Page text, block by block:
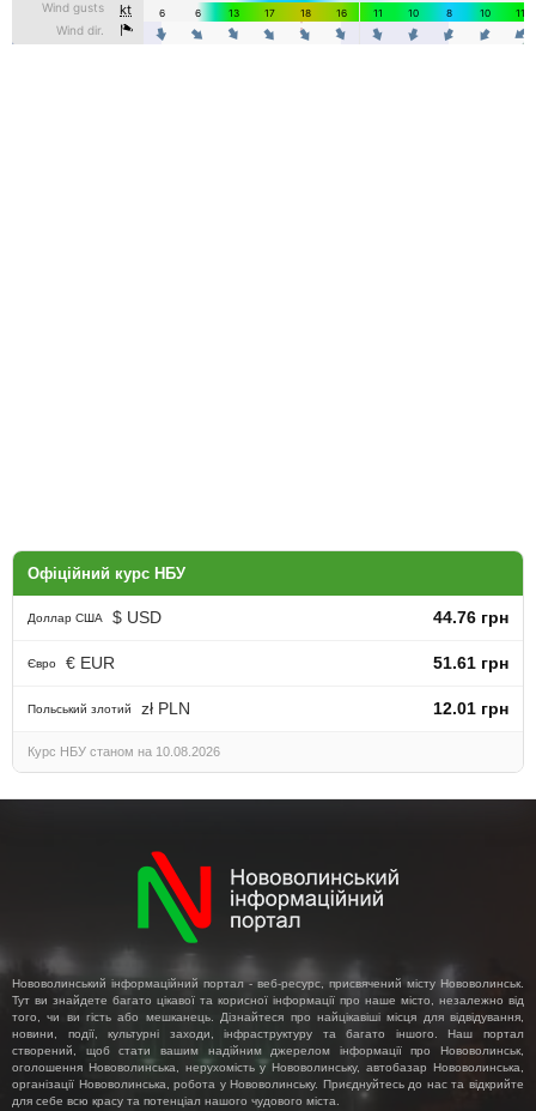
Офіційний курс НБУ
Доллар США $ USD 44.76 грн
Євро € EUR 51.61 грн
Польський злотий zł PLN 12.01 грн
Курс НБУ станом на 10.08.2026
Нововолинський інформаційний портал - веб-ресурс, присвячений місту Нововолинськ.
Тут ви знайдете багато цікавої та корисної інформації про наше місто, незалежно від
того, чи ви гість або мешканець. Дізнайтеся про найцікавіші місця для відвідування,
новини, події, культурні заходи, інфраструктуру та багато іншого. Наш портал
створений, щоб стати вашим надійним джерелом інформації про Нововолинськ,
оголошення Нововолинська, нерухомість у Нововолинську, автобазар Нововолинська,
організації Нововолинська, робота у Нововолинську. Приєднуйтесь до нас та відкрийте
для себе всю красу та потенціал нашого чудового міста.